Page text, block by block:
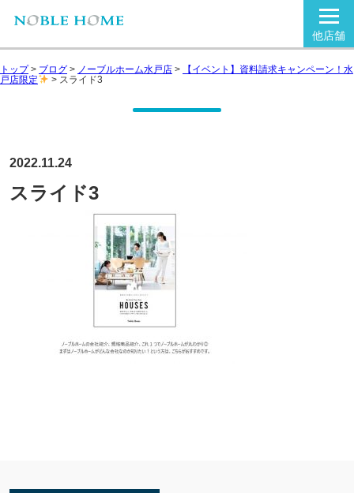
他店舗
トップ> ブログ > ノーブルホーム水戸店 >
【イベント】資料請求キャンペーン！水
戸店限定
> スライド3
2022.11.24
スライド3